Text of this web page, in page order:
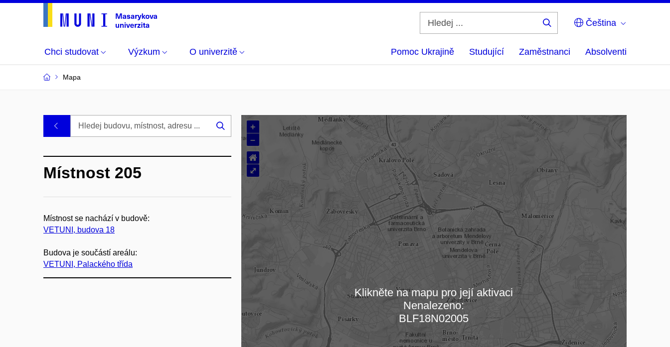
Čeština
Chci studovat Výzkum O univerzitě Pomoc Ukrajině Studující Zaměstnanci Absolventi
Mapa
Budovy
místnosti
Načítám mapu…
+
–
⌂
⤢
Klikněte na mapu pro její aktivaci
Nenalezeno:
BLF18N02005
Hledej
Místnost 205
Místnost se nachází v budově:
VETUNI, budova 18
Budova je součástí areálu:
VETUNI, Palackého třída